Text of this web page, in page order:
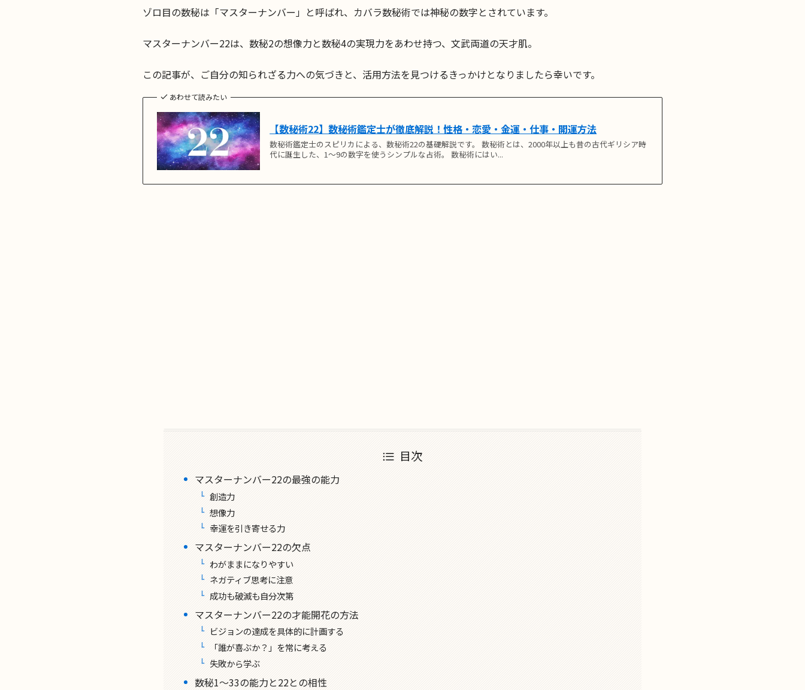
ゾロ目の数秘は「マスターナンバー」と呼ばれ、カバラ数秘術では神秘の数字とされています。
マスターナンバー22は、数秘2の想像力と数秘4の実現力をあわせ持つ、文武両道の天才肌。
この記事が、ご自分の知られざる力への気づきと、活用方法を見つけるきっかけとなりましたら幸いです。
あわせて読みたい
【数秘術22】数秘術鑑定士が徹底解説！性格・恋愛・金運・仕事・開運方法
数秘術鑑定士のスピリカによる、数秘術22の基礎解説です。 数秘術とは、2000年以上も昔の古代ギリシア時
代に誕生した、1〜9の数字を使うシンプルな占術。 数秘術にはい...
目次
マスターナンバー22の最強の能力
創造力
想像力
幸運を引き寄せる力
マスターナンバー22の欠点
わがままになりやすい
ネガティブ思考に注意
成功も破滅も自分次第
マスターナンバー22の才能開花の方法
ビジョンの達成を具体的に計画する
「誰が喜ぶか？」を常に考える
失敗から学ぶ
数秘1〜33の能力と22との相性